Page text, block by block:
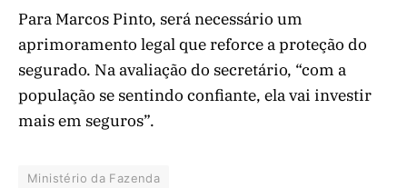
Para Marcos Pinto, será necessário um
aprimoramento legal que reforce a proteção do
segurado. Na avaliação do secretário, “com a
população se sentindo confiante, ela vai investir
mais em seguros”.
Ministério da Fazenda